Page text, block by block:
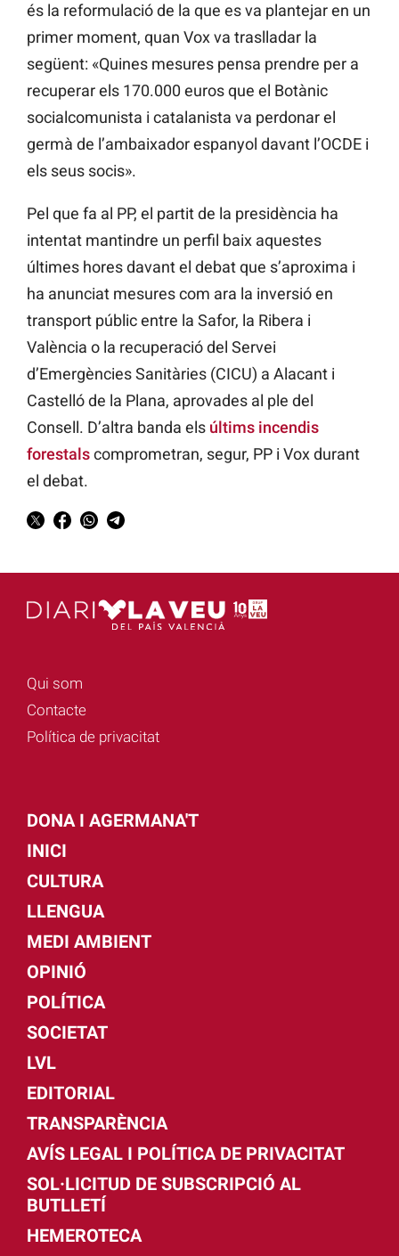
és la reformulació de la que es va plantejar en un
primer moment, quan Vox va traslladar la
següent: «Quines mesures pensa prendre per a
recuperar els 170.000 euros que el Botànic
socialcomunista i catalanista va perdonar el
germà de l’ambaixador espanyol davant l’OCDE i
els seus socis».
Pel que fa al PP, el partit de la presidència ha
intentat mantindre un perfil baix aquestes
últimes hores davant el debat que s’aproxima i
ha anunciat mesures com ara la inversió en
transport públic entre la Safor, la Ribera i
València o la recuperació del Servei
d’Emergències Sanitàries (CICU) a Alacant i
Castelló de la Plana, aprovades al ple del
Consell. D’altra banda els últims incendis
forestalscomprometran, segur, PP i Vox durant
el debat.
Qui som
Contacte
Política de privacitat
DONA I AGERMANA'T
INICI
CULTURA
LLENGUA
MEDI AMBIENT
OPINIÓ
POLÍTICA
SOCIETAT
LVL
EDITORIAL
TRANSPARÈNCIA
AVÍS LEGAL I POLÍTICA DE PRIVACITAT
SOL·LICITUD DE SUBSCRIPCIÓ AL
BUTLLETÍ
HEMEROTECA